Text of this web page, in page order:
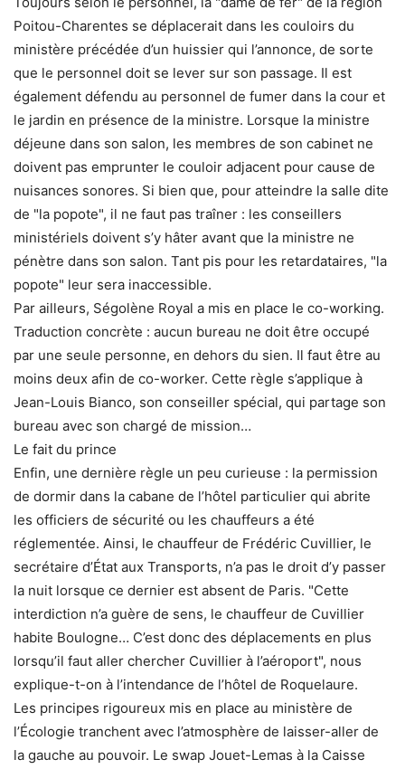
Poitou-Charentes se déplacerait dans les couloirs du
ministère précédée d’un huissier qui l’annonce, de sorte
que le personnel doit se lever sur son passage. Il est
également défendu au personnel de fumer dans la cour et
le jardin en présence de la ministre. Lorsque la ministre
déjeune dans son salon, les membres de son cabinet ne
doivent pas emprunter le couloir adjacent pour cause de
nuisances sonores. Si bien que, pour atteindre la salle dite
de "la popote", il ne faut pas traîner : les conseillers
ministériels doivent s’y hâter avant que la ministre ne
pénètre dans son salon. Tant pis pour les retardataires, "la
popote" leur sera inaccessible.
Par ailleurs, Ségolène Royal a mis en place le co-working.
Traduction concrète : aucun bureau ne doit être occupé
par une seule personne, en dehors du sien. Il faut être au
moins deux afin de co-worker. Cette règle s’applique à
Jean-Louis Bianco, son conseiller spécial, qui partage son
bureau avec son chargé de mission…
Le fait du prince
Enfin, une dernière règle un peu curieuse : la permission
de dormir dans la cabane de l’hôtel particulier qui abrite
les officiers de sécurité ou les chauffeurs a été
réglementée. Ainsi, le chauffeur de Frédéric Cuvillier, le
secrétaire d’État aux Transports, n’a pas le droit d’y passer
la nuit lorsque ce dernier est absent de Paris. "Cette
interdiction n’a guère de sens, le chauffeur de Cuvillier
habite Boulogne… C’est donc des déplacements en plus
lorsqu’il faut aller chercher Cuvillier à l’aéroport", nous
explique-t-on à l’intendance de l’hôtel de Roquelaure.
Les principes rigoureux mis en place au ministère de
l’Écologie tranchent avec l’atmosphère de laisser-aller de
la gauche au pouvoir. Le swap Jouet-Lemas à la Caisse